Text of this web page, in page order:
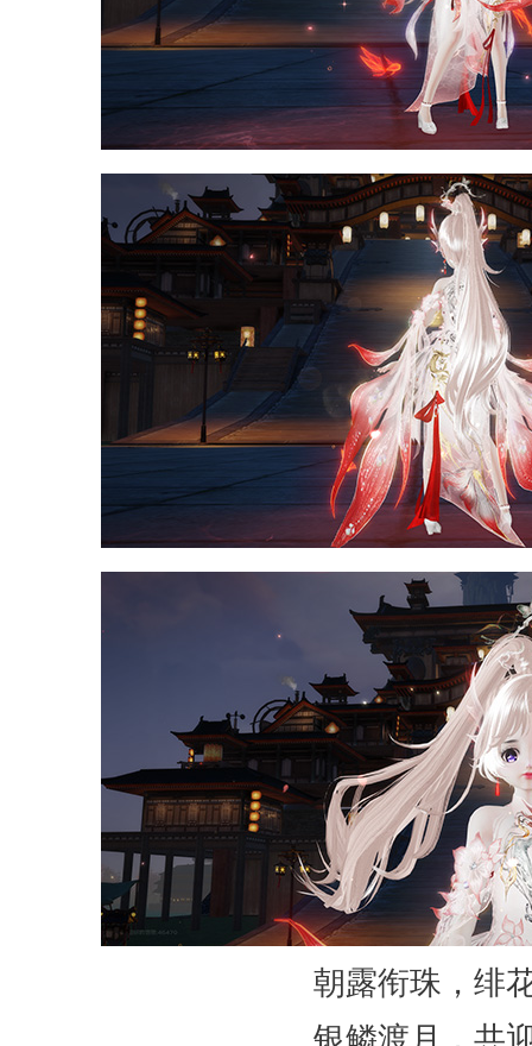
朝露衔珠，绯
银鳞渡月，共